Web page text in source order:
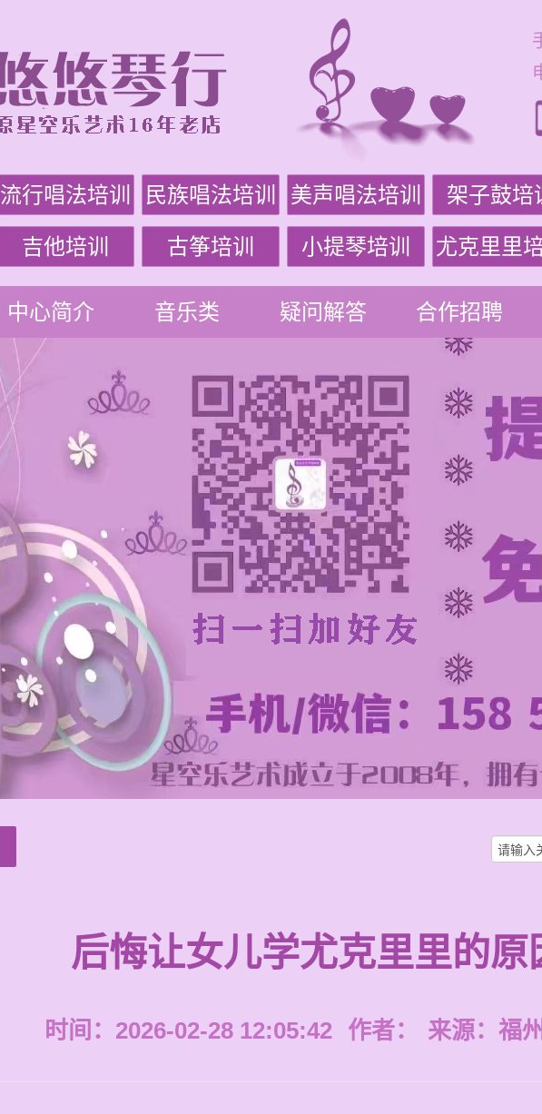
流行唱法培训 民族唱法培训 美声唱法培训 架子鼓培
吉他培训 古筝培训 小提琴培训 尤克里里培
中心简介 音乐类 疑问解答 合作招聘
后悔让女儿学尤克里里的原
时间：2026-02-28 12:05:42 作者： 来源： 福